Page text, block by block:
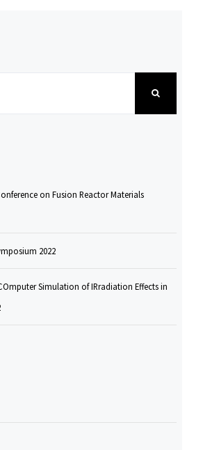
on Fusion Reactor Materials
2022
Simulation of IRradiation Effects in